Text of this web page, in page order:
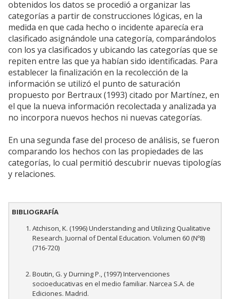
obtenidos los datos se procedió a organizar las
categorías a partir de construcciones lógicas, en la
medida en que cada hecho o incidente aparecía era
clasificado asignándole una categoría, comparándolos
con los ya clasificados y ubicando las categorías que se
repiten entre las que ya habían sido identificadas. Para
establecer la finalización en la recolección de la
información se utilizó el punto de saturación
propuesto por Bertraux (1993) citado por Martínez, en
el que la nueva información recolectada y analizada ya
no incorpora nuevos hechos ni nuevas categorías.
En una segunda fase del proceso de análisis, se fueron
comparando los hechos con las propiedades de las
categorías, lo cual permitió descubrir nuevas tipologías
y relaciones.
BIBLIOGRAFÍA
Atchison, K. (1996) Understanding and Utilizing Qualitative
Research. Juornal of Dental Education. Volumen 60 (Nº8)
(716-720)
Boutin, G. y Durning P., (1997) Intervenciones
socioeducativas en el medio familiar. Narcea S.A. de
Ediciones. Madrid.